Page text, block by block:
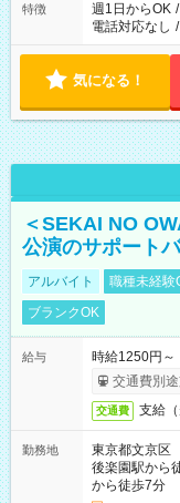
特徴 週1日からOK /
電話対応なし /
気になる！
＜SEKAI NO
公演のサポート
アルバイト 職種未経験
ブランクOK
給与
時給1250円～
交通費別
交通費 支給（
勤務地
東京都文京区
後楽園駅から
から徒歩7分